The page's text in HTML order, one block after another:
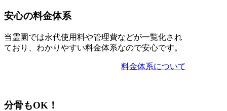
安心の料金体系
当霊園では永代使用料や管理費などが一覧化され
ており、わかりやすい料金体系なので安心です。
料金体系について
分骨もOK！